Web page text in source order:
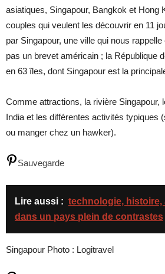
asiatiques, Singapour, Bangkok et Hong
couples qui veulent les découvrir en 11
par Singapour, une ville qui nous rappelle
pas un brevet américain ; la République
en 63 îles, dont Singapour est la
Comme attractions, la rivière Singapour,
India et les différentes activités typiques
ou manger chez un hawker).
Sauvegarde
Lire aussi : technologie, histoire,
dans un pays plein de contrastes
Singapour Photo : Logitravel